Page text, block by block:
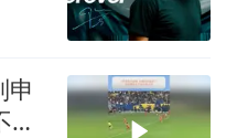
申
应